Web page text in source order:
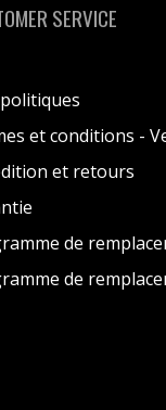
SERVICE
et conditions -
et retours
de
de